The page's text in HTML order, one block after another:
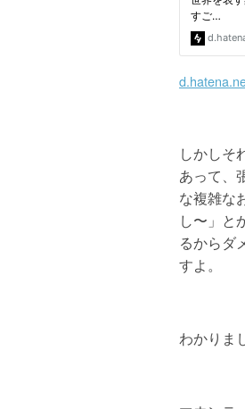
しかしそ
あって、
な複雑な
し〜」と
るからダ
すよ。
わかりま